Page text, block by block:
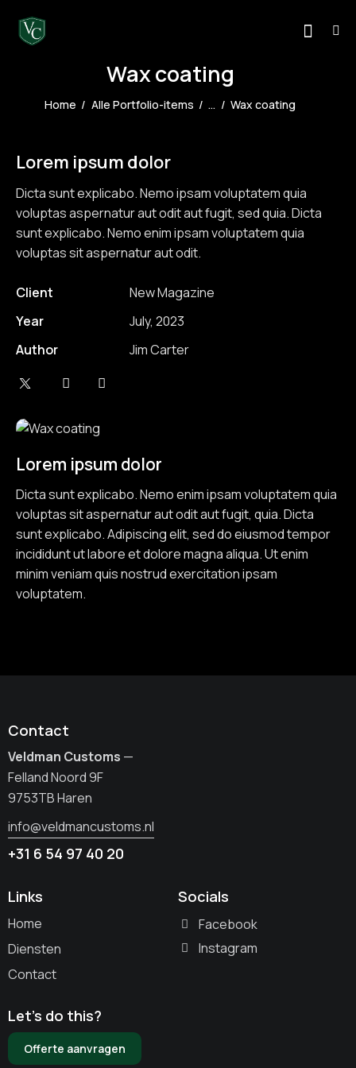
Wax coating
Home Alle Portfolio-items ... Wax coating
Lorem ipsum dolor
Dicta sunt explicabo. Nemo ipsam voluptatem quia
voluptas aspernatur aut odit aut fugit, sed quia. Dicta
sunt explicabo. Nemo enim ipsam voluptatem quia
voluptas sit aspernatur aut odit.
Client
New Magazine
Year
July, 2023
Author
Jim Carter
Lorem ipsum dolor
Dicta sunt explicabo. Nemo enim ipsam voluptatem quia
voluptas sit aspernatur aut odit aut fugit, quia. Dicta
sunt explicabo. Adipiscing elit, sed do eiusmod tempor
incididunt ut labore et dolore magna aliqua. Ut enim
minim veniam quis nostrud exercitation ipsam
voluptatem.
Contact
Veldman Customs —
Felland Noord 9F
9753TB Haren
info@veldmancustoms.nl
+31 6 54 97 40 20
Links
Home
Diensten
Contact
Socials
Facebook
Instagram
Let’s do this?
Offerte aanvragen